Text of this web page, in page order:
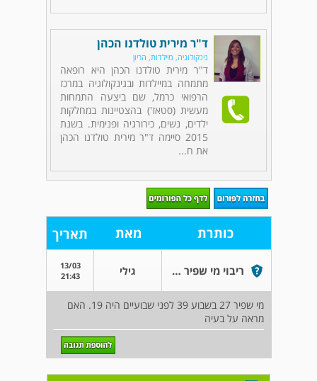
ד"ר מירית טולדנו הכהן
גינקולוגיה, מיילדות, הריון
ד"ר מירית טולדנו הכהן היא רופאה
מתמחה במיילדות ובגינקולוגיה במרכז
הרפואי כרמל, שם ביצעה התמחות
מעשית (סטאז') בהצטיינות במחלקות
ילדים, נשים, כירורגיה ופנימית. בשנת
2015 סיימה ד"ר מירית טולדנו הכהן
את ח...
כותרת מאת תאריך
ריבוי מי שפיר בשבוע 39 גילי
13/03
21:43
מי שפיר 27 בשבוע 39 לפני שבועיים היה 19. האם
מראה על בעיה